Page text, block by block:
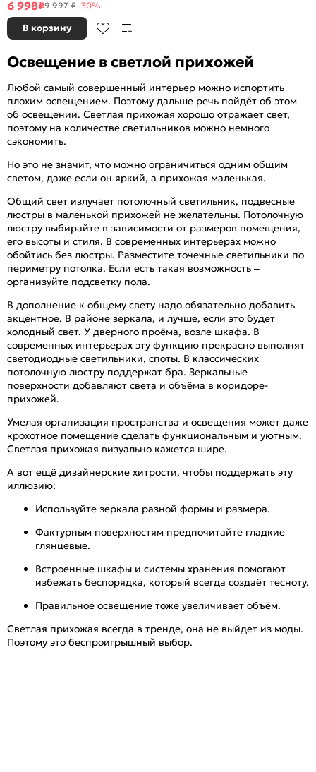
6 998₽9 997 ₽-30%
В корзину
Освещение в светлой прихожей
Любой самый совершенный интерьер можно испортить
плохим освещением. Поэтому дальше речь пойдёт об этом –
об освещении. Светлая прихожая хорошо отражает свет,
поэтому на количестве светильников можно немного
сэкономить.
Но это не значит, что можно ограничиться одним общим
светом, даже если он яркий, а прихожая маленькая.
Общий свет излучает потолочный светильник, подвесные
люстры в маленькой прихожей не желательны. Потолочную
люстру выбирайте в зависимости от размеров помещения,
его высоты и стиля. В современных интерьерах можно
обойтись без люстры. Разместите точечные светильники по
периметру потолка. Если есть такая возможность –
организуйте подсветку пола.
В дополнение к общему свету надо обязательно добавить
акцентное. В районе зеркала, и лучше, если это будет
холодный свет. У дверного проёма, возле шкафа. В
современных интерьерах эту функцию прекрасно выполнят
светодиодные светильники, споты. В классических
потолочную люстру поддержат бра. Зеркальные
поверхности добавляют света и объёма в коридоре-
прихожей.
Умелая организация пространства и освещения может даже
крохотное помещение сделать функциональным и уютным.
Светлая прихожая визуально кажется шире.
А вот ещё дизайнерские хитрости, чтобы поддержать эту
иллюзию:
Используйте зеркала разной формы и размера.
Фактурным поверхностям предпочитайте гладкие
глянцевые.
Встроенные шкафы и системы хранения помогают
избежать беспорядка, который всегда создаёт тесноту.
Правильное освещение тоже увеличивает объём.
Светлая прихожая всегда в тренде, она не выйдет из моды.
Поэтому это беспроигрышный выбор.